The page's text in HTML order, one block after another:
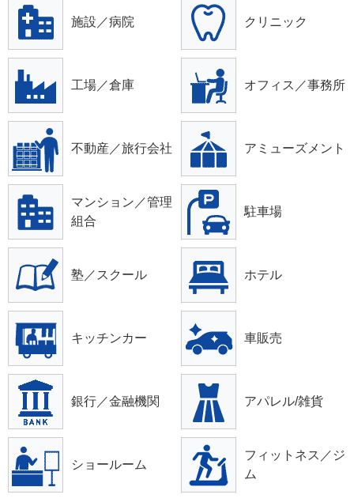
施設／病院 クリニック
工場／倉庫 オフィス／事務所
不動産／旅行会社 アミューズメント
マンション／管理
組合
駐車場
塾／スクール ホテル
キッチンカー 車販売
銀行／金融機関 アパレル/雑貨
ショールーム
フィットネス／ジ
ム